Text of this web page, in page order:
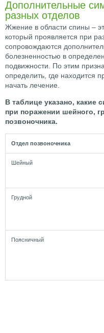
Дополнительные
разных отделов
Жжение в области спины –
который проявляется при
сопровождаются
болезненностью в
подвижности. По этим
определить, где находится
начать лечение.
В таблице указано, какие
при поражении шейного,
позвоночника.
Отдел позвоночника
Шейный
Грудной
Поясничный